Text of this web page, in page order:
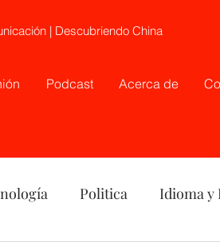
| Descubriendo China
Podcast Acerca de
Politica Idioma y